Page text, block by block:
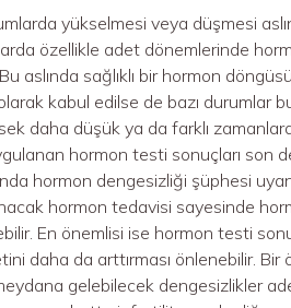
yükselmesi veya düşmesi
özellikle adet dönemlerinde
aslında sağlıklı bir hormon
kabul edilse de bazı durumlar
daha düşük ya da farklı
hormon testi sonuçları son
hormon dengesizliği şüphesi
hormon tedavisi sayesinde
En önemlisi ise hormon testi
daha da arttırması önlenebilir. Bir
gelebilecek dengesizlikler